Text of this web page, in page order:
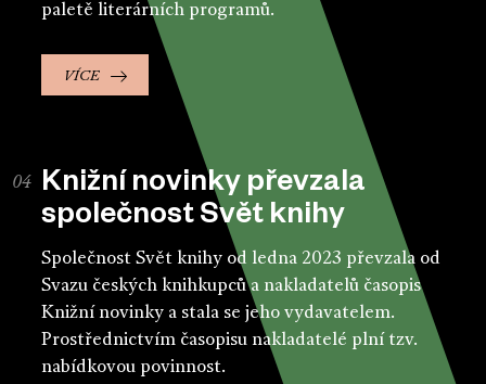
paletě literárních programů.
VÍCE
Knižní novinky převzala
společnost Svět knihy
Společnost Svět knihy od ledna 2023 převzala od
Svazu českých knihkupců a nakladatelů časopis
Knižní novinky a stala se jeho vydavatelem.
Prostřednictvím časopisu nakladatelé plní tzv.
nabídkovou povinnost.